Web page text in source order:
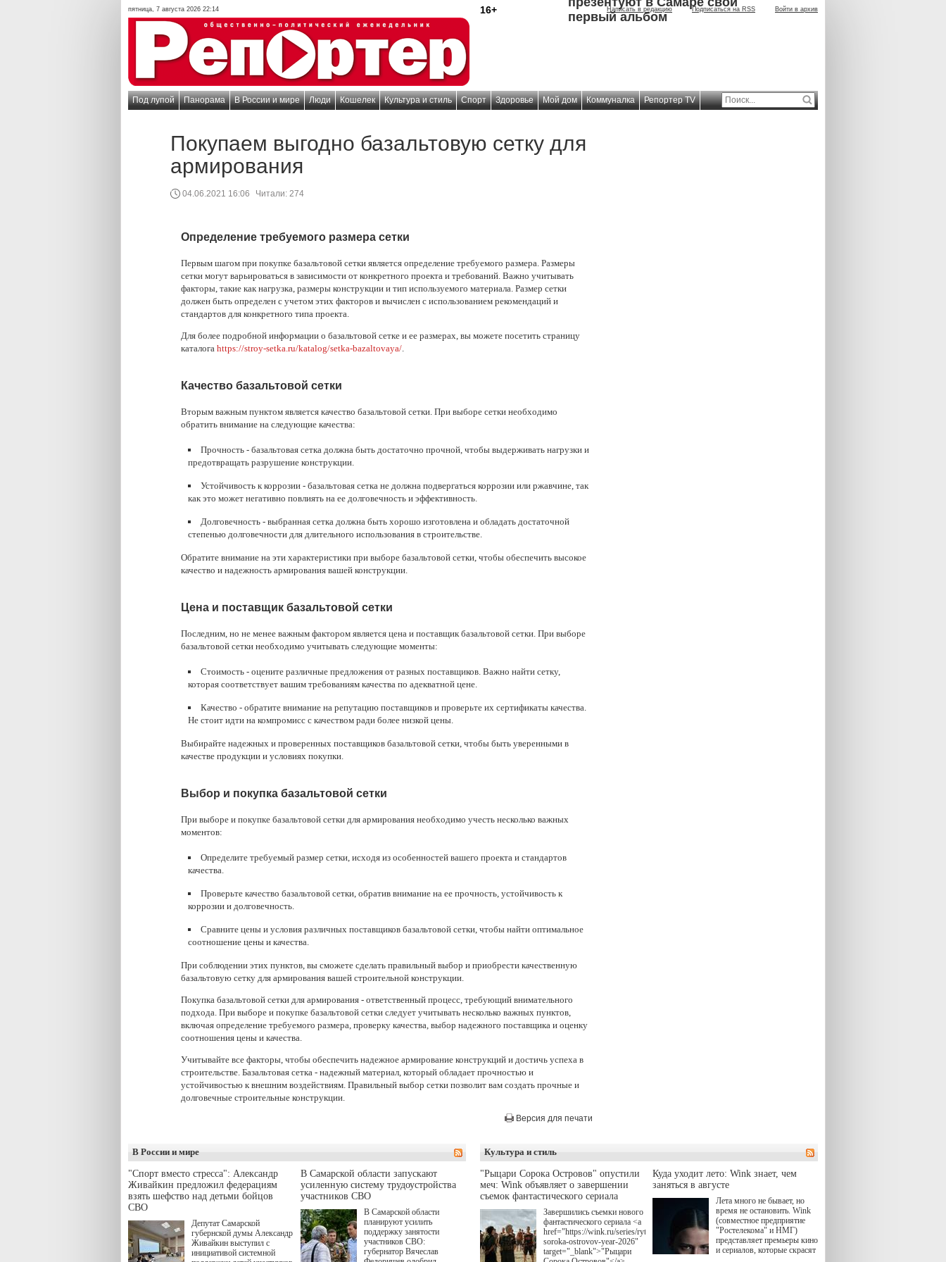
пятница, 7 августа 2026 22:14 16+ Написать в редакцию Подписаться на RSS Войти в архив
первый альбом
Под лупой Панорама В России и мире Люди Кошелек Культура и стиль Спорт Здоровье Мой дом Коммуналка Репортер TV
Покупаем выгодно базальтовую сетку для
армирования
04.06.2021 16:06 Читали: 274
Определение требуемого размера сетки
Первым шагом при покупке базальтовой сетки является определение требуемого размера. Размеры
сетки могут варьироваться в зависимости от конкретного проекта и требований. Важно учитывать
факторы, такие как нагрузка, размеры конструкции и тип используемого материала. Размер сетки
должен быть определен с учетом этих факторов и вычислен с использованием рекомендаций и
стандартов для конкретного типа проекта.
Для более подробной информации о базальтовой сетке и ее размерах, вы можете посетить страницу
каталога https://stroy-setka.ru/katalog/setka-bazaltovaya/.
Качество базальтовой сетки
Вторым важным пунктом является качество базальтовой сетки. При выборе сетки необходимо
обратить внимание на следующие качества:
Прочность - базальтовая сетка должна быть достаточно прочной, чтобы выдерживать нагрузки и
предотвращать разрушение конструкции.
Устойчивость к коррозии - базальтовая сетка не должна подвергаться коррозии или ржавчине, так
как это может негативно повлиять на ее долговечность и эффективность.
Долговечность - выбранная сетка должна быть хорошо изготовлена и обладать достаточной
степенью долговечности для длительного использования в строительстве.
Обратите внимание на эти характеристики при выборе базальтовой сетки, чтобы обеспечить высокое
качество и надежность армирования вашей конструкции.
Цена и поставщик базальтовой сетки
Последним, но не менее важным фактором является цена и поставщик базальтовой сетки. При выборе
базальтовой сетки необходимо учитывать следующие моменты:
Стоимость - оцените различные предложения от разных поставщиков. Важно найти сетку,
которая соответствует вашим требованиям качества по адекватной цене.
Качество - обратите внимание на репутацию поставщиков и проверьте их сертификаты качества.
Не стоит идти на компромисс с качеством ради более низкой цены.
Выбирайте надежных и проверенных поставщиков базальтовой сетки, чтобы быть уверенными в
качестве продукции и условиях покупки.
Выбор и покупка базальтовой сетки
При выборе и покупке базальтовой сетки для армирования необходимо учесть несколько важных
моментов:
Определите требуемый размер сетки, исходя из особенностей вашего проекта и стандартов
качества.
Проверьте качество базальтовой сетки, обратив внимание на ее прочность, устойчивость к
коррозии и долговечность.
Сравните цены и условия различных поставщиков базальтовой сетки, чтобы найти оптимальное
соотношение цены и качества.
При соблюдении этих пунктов, вы сможете сделать правильный выбор и приобрести качественную
базальтовую сетку для армирования вашей строительной конструкции.
Покупка базальтовой сетки для армирования - ответственный процесс, требующий внимательного
подхода. При выборе и покупке базальтовой сетки следует учитывать несколько важных пунктов,
включая определение требуемого размера, проверку качества, выбор надежного поставщика и оценку
соотношения цены и качества.
Учитывайте все факторы, чтобы обеспечить надежное армирование конструкций и достичь успеха в
строительстве. Базальтовая сетка - надежный материал, который обладает прочностью и
устойчивостью к внешним воздействиям. Правильный выбор сетки позволит вам создать прочные и
долговечные строительные конструкции.
Версия для печати
В России и мире
"Спорт вместо стресса": Александр
Живайкин предложил федерациям
взять шефство над детьми бойцов
СВО
Депутат Самарской
губернской думы Александр
Живайкин выступил с
инициативой системной
В Самарской области запускают
усиленную систему трудоустройства
участников СВО
В Самарской области
планируют усилить
поддержку занятости
участников СВО:
губернатор Вячеслав
Культура и стиль
"Рыцари Сорока Островов" опустили
меч: Wink объявляет о завершении
съемок фантастического сериала
Завершились съемки нового
фантастического сериала <a
href="https://wink.ru/series/rytsari-
soroka-ostrovov-year-2026"
target="_blank">"Рыцари
Куда уходит лето: Wink знает, чем
заняться в августе
Лета много не бывает, но
время не остановить. Wink
(совместное предприятие
"Ростелекома" и НМГ)
представляет премьеры кино
и сериалов, которые скрасят